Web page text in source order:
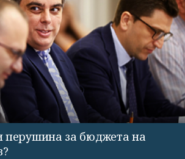
за бюджета на